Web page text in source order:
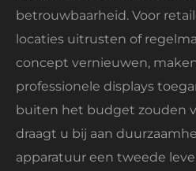
betrouwbaarheid. Voor
locaties uitrusten of
concept vernieuwen,
professionele displays
buiten het budget zouden
draagt u bij aan
apparatuur een tweede